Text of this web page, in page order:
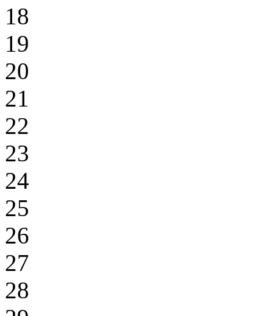
18
19
20
21
22
23
24
25
26
27
28